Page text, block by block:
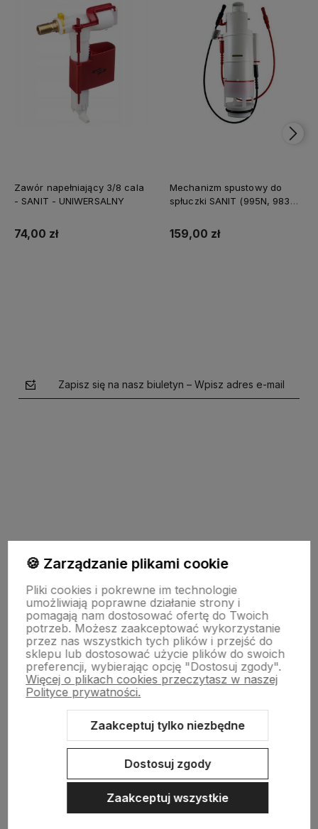
Zawór napełniający 3/8 cala
- SANIT - UNIWERSALNY
74,00 zł
Mechanizm spustowy do
spłuczki SANIT (995N, 983N)
F0-2V-2C
159,00 zł
Zapisz się na nasz biuletyn – Wpisz adres e-mail
Pomoc
Moje konto
Informacje
Deski sedesowe
Odpływy liniowe
🍪 Zarządzanie plikami cookie
Pliki cookies i pokrewne im technologie
umożliwiają poprawne działanie strony i
pomagają nam dostosować ofertę do Twoich
potrzeb. Możesz zaakceptować wykorzystanie
przez nas wszystkich tych plików i przejść do
sklepu lub dostosować użycie plików do swoich
preferencji, wybierając opcję "Dostosuj zgody".
Więcej o plikach cookies przeczytasz w naszej
Polityce prywatności.
Zaakceptuj tylko niezbędne
Dostosuj zgody
Zaakceptuj wszystkie